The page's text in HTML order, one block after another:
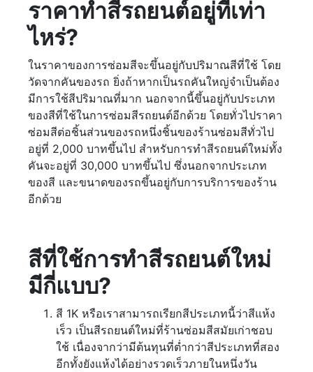
ราคาทำสีรถยนต์อยู่ที่เท่า
ไหร่?
ในราคาของการซ่อมสีจะขึ้นอยู่กับปริมาณสีที่ใช้ โดย
วัดจากคันของรถ ยิ่งถ้าหากเป็นรถคันใหญ่จำเป็นต้อง
มีการใช้สีปริมาณที่มาก นอกจากนี้ขึ้นอยู่กับประเภท
ของสีที่ใช้ในการซ่อมสีรถยนต์อีกด้วย โดยทั่วไปราคา
ซ่อมสีต่อชิ้นส่วนของรถหนึ่งชิ้นของร้านซ่อมสีทั่วไป
อยู่ที่ 2,000 บาทขึ้นไป สำหรับการทำสีรถยนต์ใหม่ทั้ง
คันจะอยู่ที่ 30,000 บาทขึ้นไป ซึ่งนอกจากประเภท
ของสี และขนาดของรถขึ้นอยู่กับการบริการของร้าน
อีกด้วย
สีที่ใช้การทำสีรถยนต์ใหม่
มีกี่แบบ?
สี 1K หรือเราสามารถเรียกสีประเภทนี้ว่าสีแห้ง
เร็ว เป็นสีรถยนต์ใหม่ที่ร้านซ่อมสีสมัยเก่าชอบ
ใช้ เนื่องจากว่ามีต้นทุนที่ต่ำกว่าสีประเภทที่สอง
อีกทั้งยังแห้งได้อย่างรวดเร็วภายในหนึ่งวัน